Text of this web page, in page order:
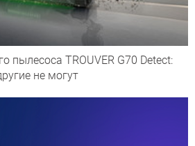
пылесоса TROUVER G70 Detect:
не могут